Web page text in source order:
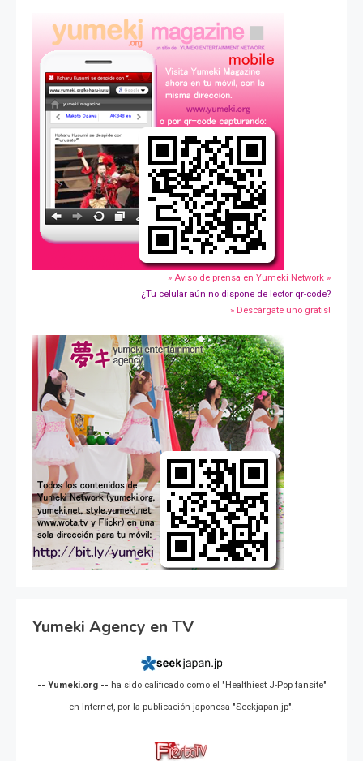
» Aviso de prensa en Yumeki Network »
¿Tu celular aún no dispone de lector qr-code?
» Descárgate uno gratis!
Yumeki Agency en TV
-- Yumeki.org -- ha sido calificado como el "Healthiest J-Pop fansite"
en Internet, por la publicación japonesa "Seekjapan.jp".